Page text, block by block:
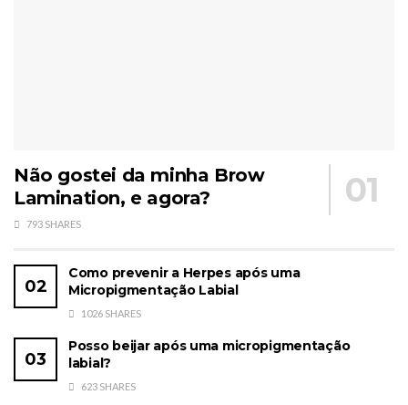
Não gostei da minha Brow
Lamination, e agora?
793 SHARES
Como prevenir a Herpes após uma
Micropigmentação Labial
1026 SHARES
Posso beijar após uma micropigmentação
labial?
623 SHARES